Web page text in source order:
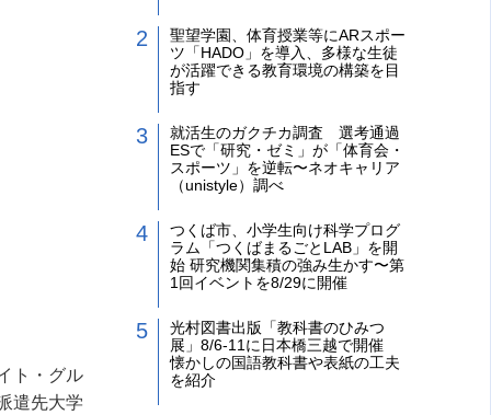
ト・グル
遣先大学
聖望学園、体育授業等にARスポー
ツ「HADO」を導入、多様な生徒
が活躍できる教育環境の構築を目
指す
就活生のガクチカ調査 選考通過
ESで「研究・ゼミ」が「体育会・
スポーツ」を逆転〜ネオキャリア
（unistyle）調べ
つくば市、小学生向け科学プログ
ラム「つくばまるごとLAB」を開
始 研究機関集積の強み生かす〜第
1回イベントを8/29に開催
光村図書出版「教科書のひみつ
展」8/6-11に日本橋三越で開催
懐かしの国語教科書や表紙の工夫
を紹介